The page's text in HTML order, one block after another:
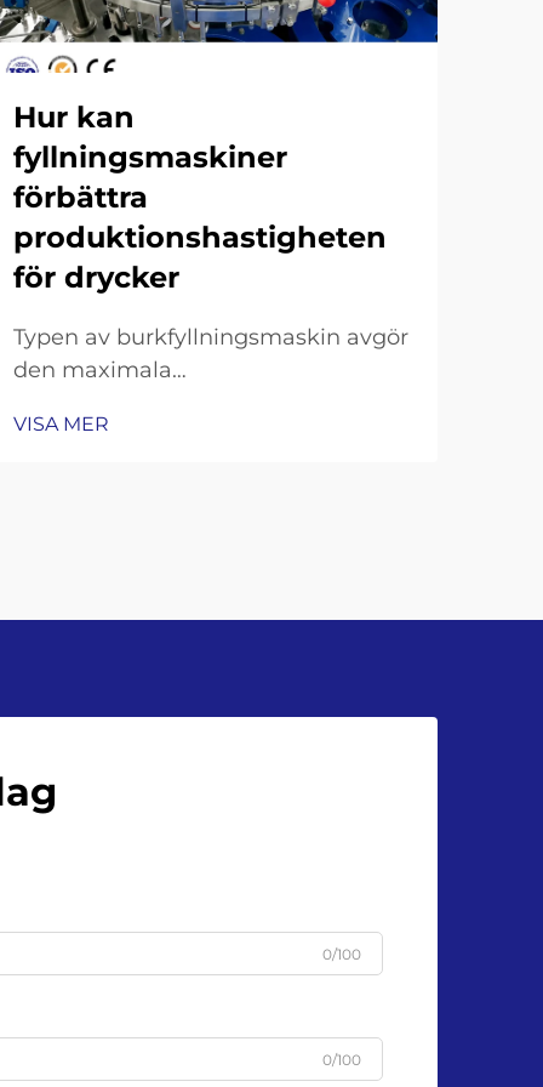
Hur kan
fyllningsmaskiner
förbättra
produktionshastigheten
för drycker
Typen av burkfyllningsmaskin avgör
den maximala
Gravitations-, isobariska och
VISA MER
0/100
0/100